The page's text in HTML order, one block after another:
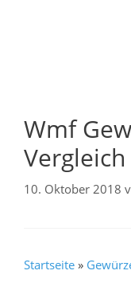
Wmf
Vergleich
10. Oktober 2018
Startseite »